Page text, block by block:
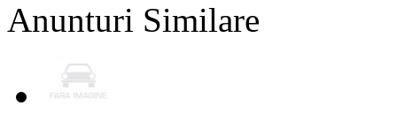
Anunturi Similare